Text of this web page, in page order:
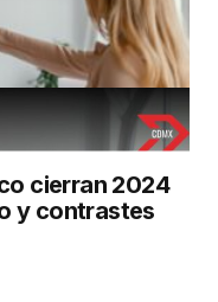
cierran 2024
y contrastes